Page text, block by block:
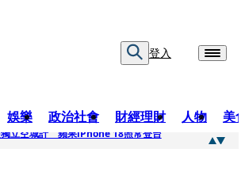
登入
娛樂 政治社會 財經理財 人物 美
獨立空城計 蘋果iPhone 18照常登台